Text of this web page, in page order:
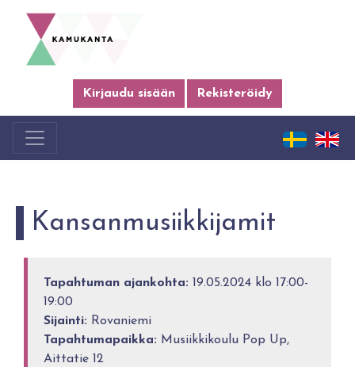
Kirjaudu sisään Rekisteröidy
Kansanmusiikkijamit
Tapahtuman ajankohta: 19.05.2024 klo 17:00-
19:00
Sijainti: Rovaniemi
Tapahtumapaikka: Musiikkikoulu Pop Up,
Aittatie 12